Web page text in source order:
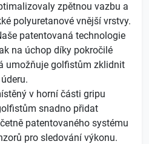
zpětnou vazbu a
polyuretanové vnější vrstvy.
patentovaná technologie
na úchop díky pokročilé
umožňuje golfistům zklidnit
v horní části gripu
snadno přidat
patentovaného systému
pro sledování výkonu.